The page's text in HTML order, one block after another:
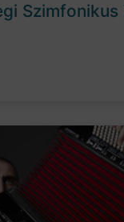
Szimfonikus